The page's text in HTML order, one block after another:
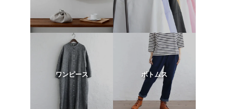
ワンピース ボトムス